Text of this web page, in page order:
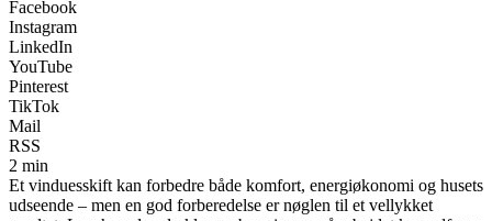
Facebook
Instagram
LinkedIn
YouTube
Pinterest
TikTok
Mail
RSS
2 min
Et vinduesskift kan forbedre både komfort, energiøkonomi og husets
udseende – men en god forberedelse er nøglen til et vellykket